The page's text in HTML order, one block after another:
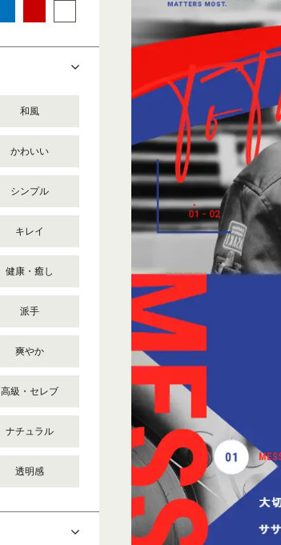
和風
かわいい
シンプル
キレイ
健康・癒し
派手
爽やか
高級・セレブ
ナチュラル
透明感